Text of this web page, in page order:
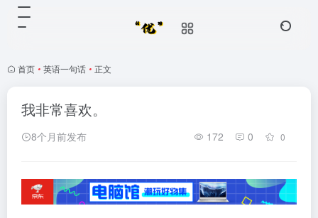
首页 • 英语一句话 • 正文
我非常喜欢。
8个月前发布 172 0 0